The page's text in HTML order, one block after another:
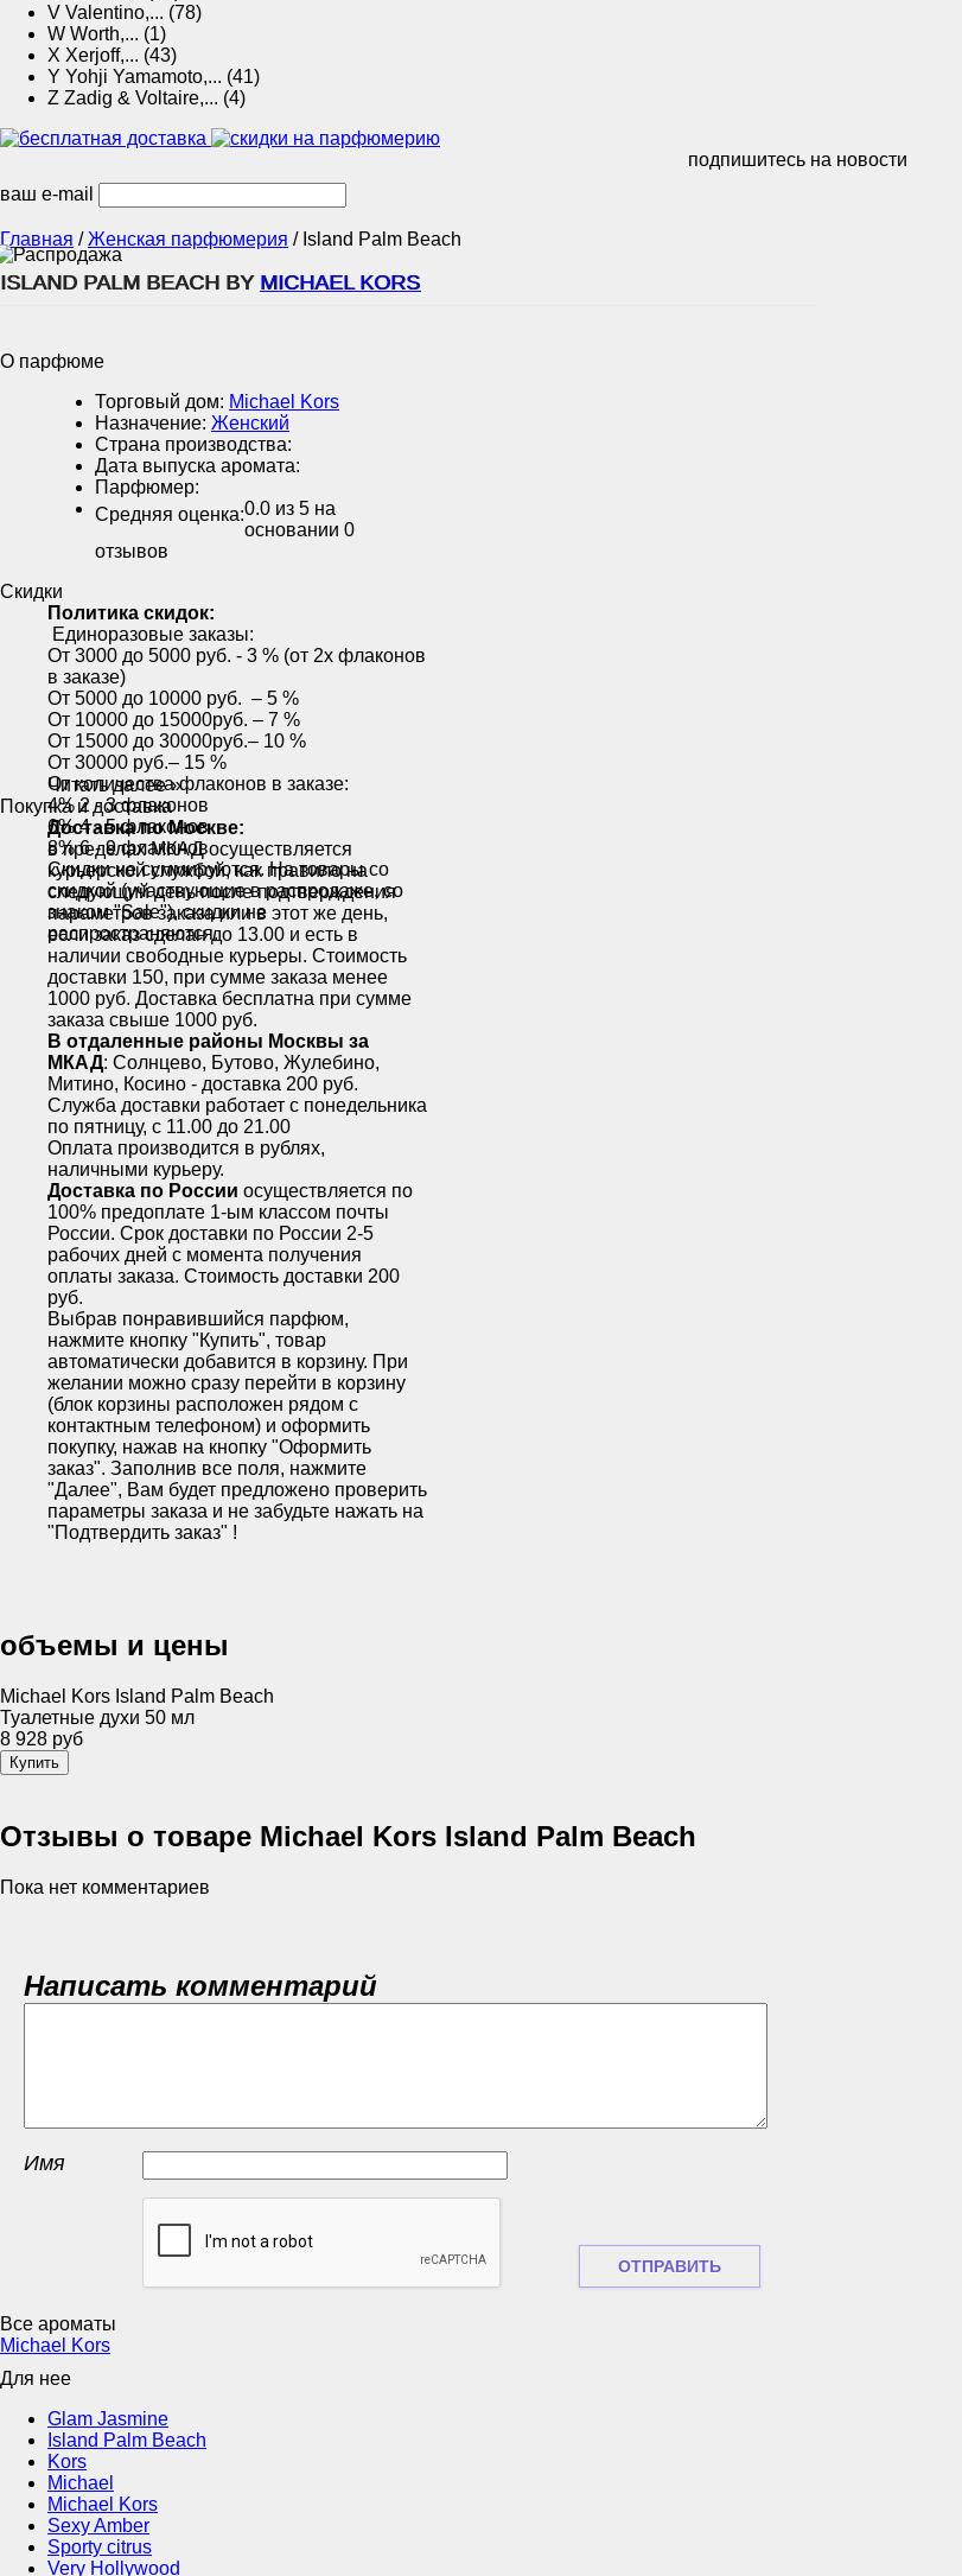
V Valentino,... (78)
W Worth,... (1)
X Xerjoff,... (43)
Y Yohji Yamamoto,... (41)
Z Zadig & Voltaire,... (4)
подпишитесь на новости
ваш e-mail
Главная /Женская парфюмерия / Island Palm Beach
ISLAND PALM BEACH BY MICHAEL KORS
О парфюме
Торговый дом: Michael Kors
Назначение: Женский
Страна производства:
Дата выпуска аромата:
Парфюмер:
Средняя оценка:0.0 из 5 на
основании 0
отзывов
Скидки
Политика скидок:
Единоразовые заказы:
От 3000 до 5000 руб. - 3 % (от 2х флаконов
в заказе)
От 5000 до 10000 руб. – 5 %
От 10000 до 15000руб. – 7 %
От 15000 до 30000руб.– 10 %
От 30000 руб.– 15 %
От количества флаконов в заказе:
4% 2 - 3 флаконов
6% 4 - 5 флаконов
8% 6 - 9 флаконов
Скидки не суммируются. На товары со
скидкой (участвующие в распродаже, со
знаком "Sale"), скидки не
распространяются.
Читать далее »
Покупка и доставка
Доставка по Москве:
в пределах МКАД осуществляется
курьерской службой, как правило на
следующий день после подтверждения
параметров заказа или в этот же день,
если заказ сделан до 13.00 и есть в
наличии свободные курьеры. Стоимость
доставки 150, при сумме заказа менее
1000 руб. Доставка бесплатна при сумме
заказа свыше 1000 руб.
В отдаленные районы Москвы за
МКАД: Солнцево, Бутово, Жулебино,
Митино, Косино - доставка 200 руб.
Служба доставки работает с понедельника
по пятницу, с 11.00 до 21.00
Оплата производится в рублях,
наличными курьеру.
Доставка по России осуществляется по
100% предоплате 1-ым классом почты
России. Срок доставки по России 2-5
рабочих дней с момента получения
оплаты заказа. Стоимость доставки 200
руб.
Выбрав понравившийся парфюм,
нажмите кнопку "Купить", товар
автоматически добавится в корзину. При
желании можно сразу перейти в корзину
(блок корзины расположен рядом с
контактным телефоном) и оформить
покупку, нажав на кнопку "Оформить
заказ". Заполнив все поля, нажмите
"Далее", Вам будет предложено проверить
параметры заказа и не забудьте нажать на
"Подтвердить заказ" !
объемы и цены
Michael Kors Island Palm Beach
Туалетные духи 50 мл
8 928 руб
Отзывы о товаре Michael Kors Island Palm Beach
Пока нет комментариев
Написать комментарий
Имя
Все ароматы
Michael Kors
Для нее
Glam Jasmine
Island Palm Beach
Kors
Michael
Michael Kors
Sexy Amber
Sporty citrus
Very Hollywood